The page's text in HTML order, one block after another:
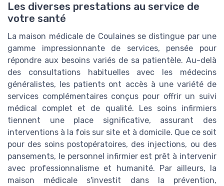
Les diverses prestations au service de
votre santé
La maison médicale de Coulaines se distingue par une
gamme impressionnante de services, pensée pour
répondre aux besoins variés de sa patientèle. Au-delà
des consultations habituelles avec les médecins
généralistes, les patients ont accès à une variété de
services complémentaires conçus pour offrir un suivi
médical complet et de qualité. Les soins infirmiers
tiennent une place significative, assurant des
interventions à la fois sur site et à domicile. Que ce soit
pour des soins postopératoires, des injections, ou des
pansements, le personnel infirmier est prêt à intervenir
avec professionnalisme et humanité. Par ailleurs, la
maison médicale s'investit dans la prévention,